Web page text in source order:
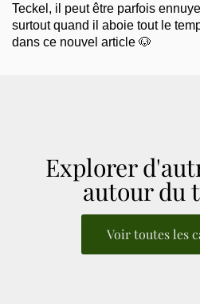
Teckel, il peut être parfois
surtout quand il aboie tout le
dans ce nouvel article 🐶
Explorer
autour du
Voir toutes les